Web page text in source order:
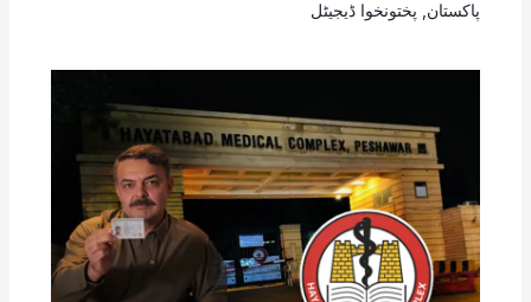
پاکستان پختونخوا ڈیجیٹل